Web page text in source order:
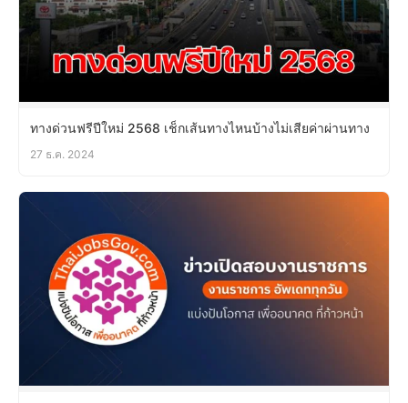
ทางด่วนฟรีปีใหม่ 2568 เช็กเส้นทางไหนบ้างไม่เสียค่าผ่านทาง
27 ธ.ค. 2024